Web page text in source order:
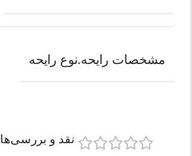
مشخصات رایحه.نوع رایحه
نقد و بررسی‌ها